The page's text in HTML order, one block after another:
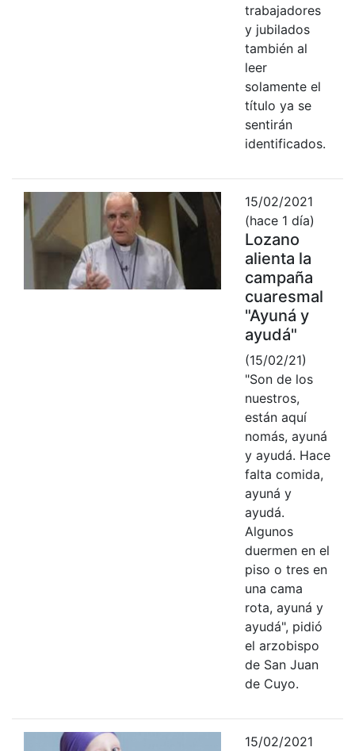
trabajadores
y jubilados
también al
leer
solamente el
título ya se
sentirán
identificados.
15/02/2021
(hace 1 día)
Lozano
alienta la
campaña
cuaresmal
"Ayuná y
ayudá"
(15/02/21)
"Son de los
nuestros,
están aquí
nomás, ayuná
y ayudá. Hace
falta comida,
ayuná y
ayudá.
Algunos
duermen en el
piso o tres en
una cama
rota, ayuná y
ayudá", pidió
el arzobispo
de San Juan
de Cuyo.
15/02/2021